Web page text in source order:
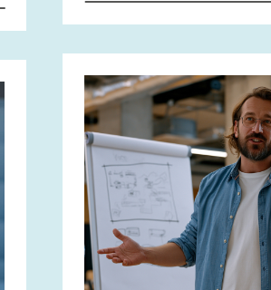
Bild
öffnet
in
vergrößerter
Ansicht